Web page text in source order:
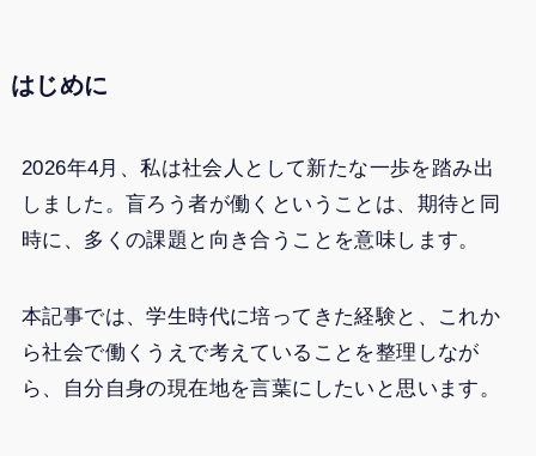
はじめに
2026年4月、私は社会人として新たな一歩を踏み出
しました。盲ろう者が働くということは、期待と同
時に、多くの課題と向き合うことを意味します。
本記事では、学生時代に培ってきた経験と、これか
ら社会で働くうえで考えていることを整理しなが
ら、自分自身の現在地を言葉にしたいと思います。